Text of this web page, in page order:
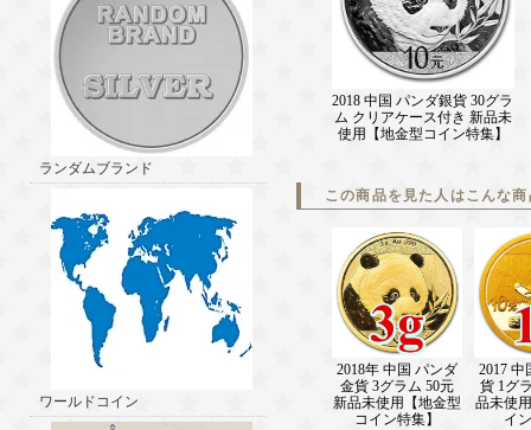
ランダムブランド
ワールドコイン
2018 中国 パンダ銀貨 30グラ
ム クリアケース付き 新品未
使用【地金型コイン特集】
この商品を見た人はこんな
2018年 中国 パンダ
金貨 3グラム 50元
新品未使用【地金型
コイン特集】
2017 中
貨 1グ
品未使
イ